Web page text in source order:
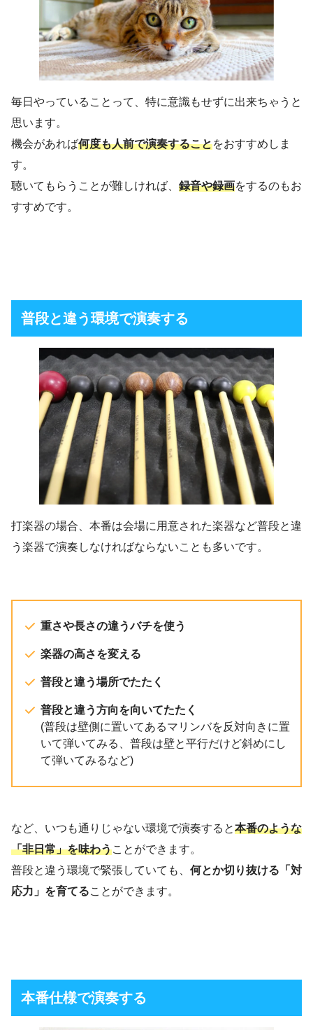
毎日やっていることって、特に意識もせずに出来ちゃうと
思います。
機会があれば何度も人前で演奏することをおすすめしま
す。
聴いてもらうことが難しければ、 録音や録画をするのもお
すすめです。
普段と違う環境で演奏する
打楽器の場合、本番は会場に用意された楽器など普段と違
う楽器で演奏しなければならないことも多いです。
重さや長さの違うバチを使う
楽器の高さを変える
普段と違う場所でたたく
普段と違う方向を向いてたたく
(普段は壁側に置いてあるマリンバを反対向きに置
いて弾いてみる、普段は壁と平行だけど斜めにし
て弾いてみるなど)
など、いつも通りじゃない環境で演奏すると本番のような
「非日常」を味わうことができます。
普段と違う環境で緊張していても、 何とか切り抜ける「対
応力」を育てることができます。
本番仕様で演奏する